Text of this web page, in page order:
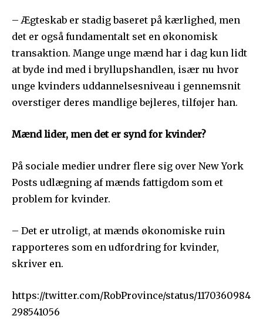
– Ægteskab er stadig baseret på kærlighed, men
det er også fundamentalt set en økonomisk
transaktion. Mange unge mænd har i dag kun lidt
at byde ind med i bryllupshandlen, især nu hvor
unge kvinders uddannelsesniveau i gennemsnit
overstiger deres mandlige bejleres, tilføjer han.
Mænd lider, men det er synd for kvinder?
På sociale medier undrer flere sig over New York
Posts udlægning af mænds fattigdom som et
problem for kvinder.
– Det er utroligt, at mænds økonomiske ruin
rapporteres som en udfordring for kvinder,
skriver en.
https://twitter.com/RobProvince/status/1170360984
298541056